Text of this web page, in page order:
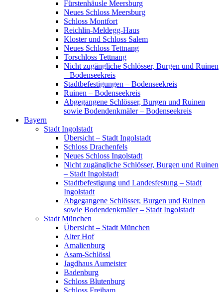
Fürstenhäusle Meersburg
Neues Schloss Meersburg
Schloss Montfort
Reichlin-Meldegg-Haus
Kloster und Schloss Salem
Neues Schloss Tettnang
Torschloss Tettnang
Nicht zugängliche Schlösser, Burgen und Ruinen
– Bodenseekreis
Stadtbefestigungen – Bodenseekreis
Ruinen – Bodenseekreis
Abgegangene Schlösser, Burgen und Ruinen
sowie Bodendenkmäler – Bodenseekreis
Bayern
Stadt Ingolstadt
Übersicht – Stadt Ingolstadt
Schloss Drachenfels
Neues Schloss Ingolstadt
Nicht zugängliche Schlösser, Burgen und Ruinen
– Stadt Ingolstadt
Stadtbefestigung und Landesfestung – Stadt
Ingolstadt
Abgegangene Schlösser, Burgen und Ruinen
sowie Bodendenkmäler – Stadt Ingolstadt
Stadt München
Übersicht – Stadt München
Alter Hof
Amalienburg
Asam-Schlössl
Jagdhaus Aumeister
Badenburg
Schloss Blutenburg
Schloss Freiham